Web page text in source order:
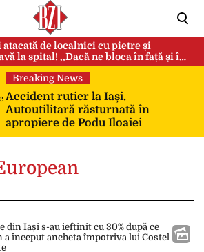
de localnici cu pietre și
la spital! ,,Dacă ne bloca în față și în
Breaking News
Accident rutier la Iași.
Autoutilitară răsturnată în
apropiere de Podu Iloaiei